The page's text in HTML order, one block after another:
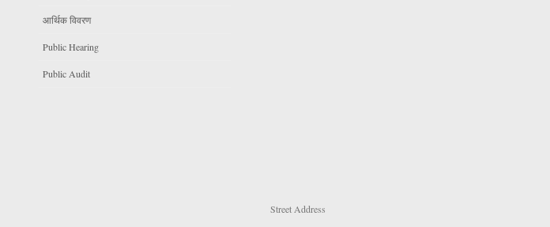
आर्थिक विवरण
Public Hearing
Public Audit
Street Address